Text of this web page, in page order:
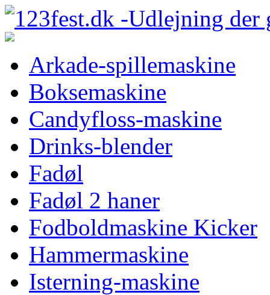
Arkade-spillemaskine
Boksemaskine
Candyfloss-maskine
Drinks-blender
Fadøl
Fadøl 2 haner
Fodboldmaskine Kicker
Hammermaskine
Isterning-maskine